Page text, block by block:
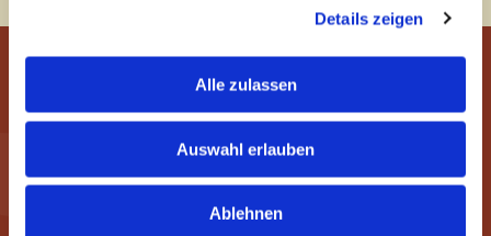
Details zeigen
Alle zulassen
Auswahl erlauben
Ablehnen
INDUSTRIE- UND FINANZKONTOR
ETABLISSEMENT
9490 Vaduz, Liechtenstein